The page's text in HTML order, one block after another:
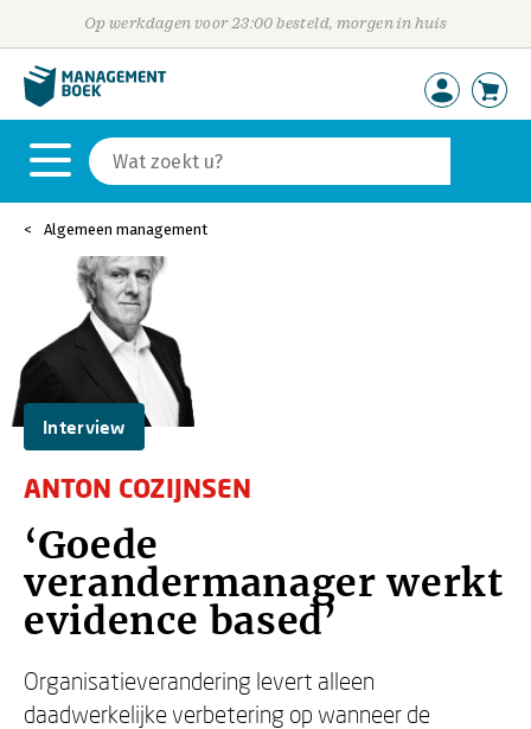
Op werkdagen voor 23:00 besteld, morgen in huis
Algemeen management
Interview
ANTON COZIJNSEN
‘Goede
verandermanager werkt
evidence based’
Organisatieverandering levert alleen
daadwerkelijke verbetering op wanneer de